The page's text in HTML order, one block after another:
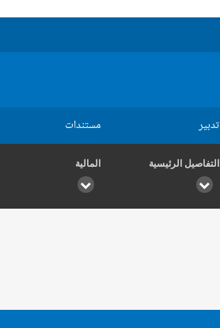
تدبير مستندات
التفاصيل الرئيسية المالية